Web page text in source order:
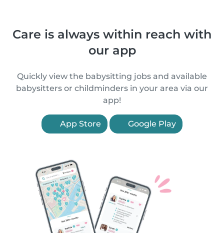
Care is always within reach with
our app
Quickly view the babysitting jobs and available
babysitters or childminders in your area via our
app!
App Store Google Play